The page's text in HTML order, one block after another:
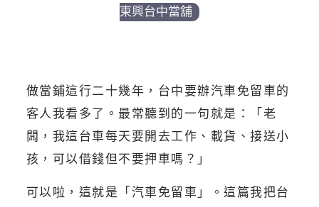
東興台中當舖
做當鋪這行二十幾年，台中要辦汽車免留車的
客人我看多了。最常聽到的一句就是：「老
闆，我這台車每天要開去工作、載貨、接送小
孩，可以借錢但不要押車嗎？」
可以啦，這就是「汽車免留車」。這篇我把台